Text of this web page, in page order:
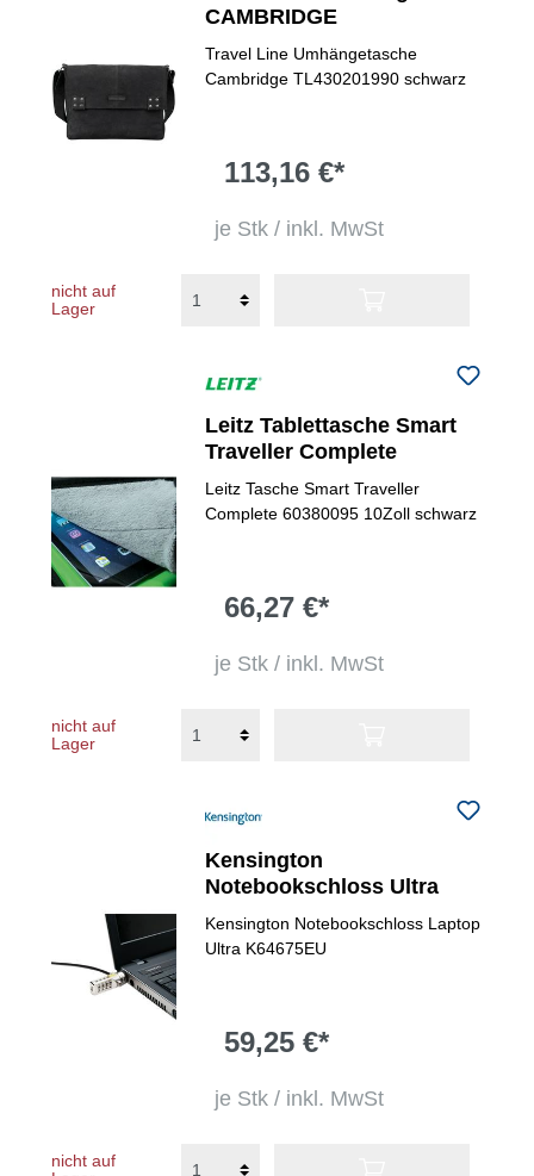
CAMBRIDGE
Travel Line Umhängetasche
Cambridge TL430201990 schwarz
113,16 €*
je Stk / inkl. MwSt
nicht auf
Lager
Leitz Tablettasche Smart
Traveller Complete
Leitz Tasche Smart Traveller
Complete 60380095 10Zoll schwarz
66,27 €*
je Stk / inkl. MwSt
nicht auf
Lager
Kensington
Notebookschloss Ultra
Kensington Notebookschloss Laptop
Ultra K64675EU
59,25 €*
je Stk / inkl. MwSt
nicht auf